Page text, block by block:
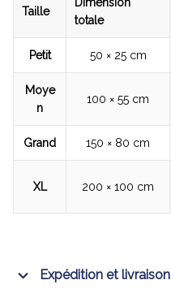
Taille
totale
Petit 50 × 25 cm
Moye
n
100 × 55 cm
Grand 150 × 80 cm
XL 200 × 100 cm
Expédition et livraison